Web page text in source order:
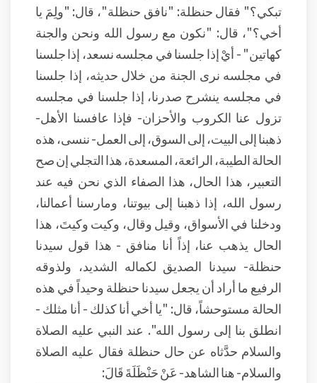
تبكي؟" فقال حنظلة: "نافق حنظلة"، قال: "ولِمَ يا
أخي؟"، قال: "نكون مع رسول الله ونحن والجنة
كهاتين" - أيْ إذا جلسنا في مجلسه نسعد، إذا جلسنا
في مجلسه نرى الجنة من خلال حديثه، إذا جلسنا
في مجلسه ينشرح صدرنا، إذا جلسنا في مجلسه
تزول عنا الكروب والأحزان- فإذا عافسنا الأهل-
ذهبنا إلى البيت، إلى السوق، إلى العمل- ننسى، هذه
الحالة الطيبة، الرائعة، المسعدة، هذا التجلي إن صح
التعبير، هذا الحال، هذا الصفاء الذي نحن فيه عند
رسول الله، إذا ذهبنا إلى بيوتنا، ومارسنا أعمالنا،
ودخلنا في الأسواق، وقيل وقال، وكيت وكيتَ، هذا
الحال يذهب عنا، إذاً أنا منافق - هذا قول سيدنا
حنظلة- سيدنا الصديق لكماله الشديد، ولذوقه
الرفيع ما أراد أن يجعل سيدنا حنظلة وحيداً في هذه
الحالة مستوحشاً، قال: "يا أخي أنا كذلك - أنا مثلك -
انطلق بنا إلى رسول الله". عند النبي عليه الصلاة
والسلام حدَّثاه عن حال حنظلة فقال عليه الصلاة
والسلام- هنا الشاهد- عَنْ حَنْظَلَةَ قَالَ: